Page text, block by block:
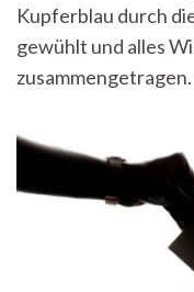
Kupferblau durch
gewühlt und alles
zusammengetragen.